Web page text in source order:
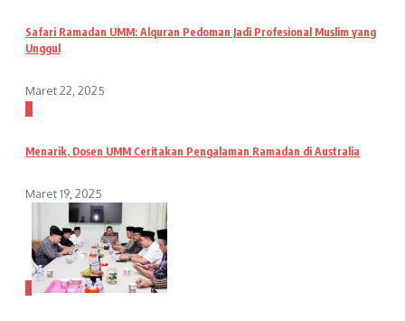
Safari Ramadan UMM: Alquran Pedoman Jadi Profesional Muslim yang
Unggul
Maret 22, 2025
2
Menarik, Dosen UMM Ceritakan Pengalaman Ramadan di Australia
Maret 19, 2025
3